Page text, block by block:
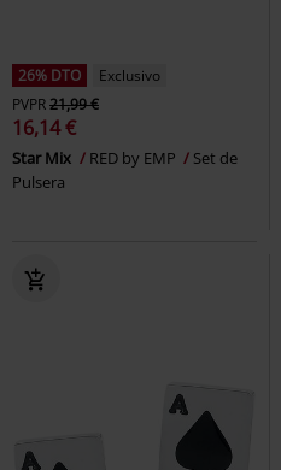
26% DTO
Exclusivo
PVPR21,99 €
16,14 €
Star Mix RED by EMP
Set de
Pulsera